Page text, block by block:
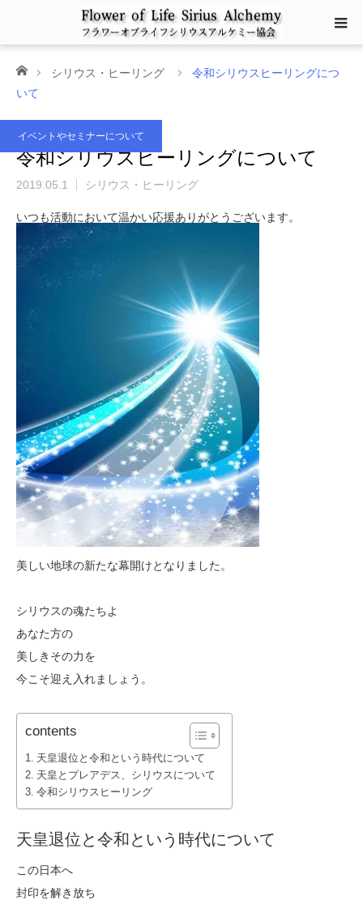
ホームシリウス・ヒーリング
令和シリウスヒーリングにつ
いて
イベントやセミナーについて
令和シリウスヒーリングについて
2019.05.1 シリウス・ヒーリング
いつも活動において温かい応援ありがとうございます。
美しい地球の新たな幕開けとなりました。
シリウスの魂たちよ
あなた方の
美しきその力を
今こそ迎え入れましょう。
contents
天皇退位と令和という時代について
天皇とプレアデス、シリウスについて
令和シリウスヒーリング
天皇退位と令和という時代について
この日本へ
封印を解き放ち